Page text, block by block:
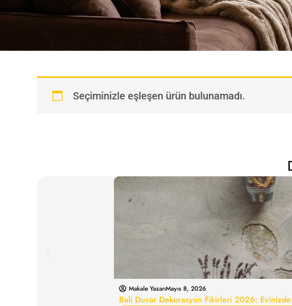
Seçiminizle eşleşen ürün bulunamadı.
Makale YazarıMayıs 8, 2026
Bali Duvar Dekorasyon Fikirleri 2026: Evinizde